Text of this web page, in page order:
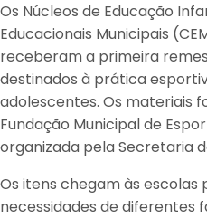
Os Núcleos de Educação
Educacionais Municipais
receberam a primeira
destinados à prática
adolescentes. Os materiais
Fundação Municipal de
organizada pela Secretaria
Os itens chegam às escolas
necessidades de diferentes